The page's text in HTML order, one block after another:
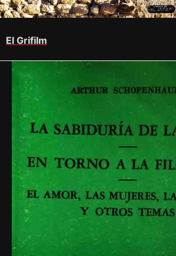
El Grifilm